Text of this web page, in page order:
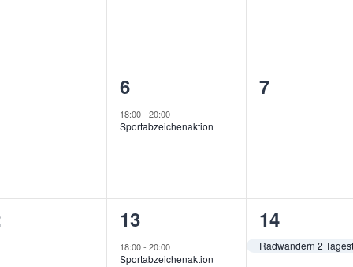
1
Veranstaltung,
6
18:00-20:00
Sportabzeichenaktion
0
7
1
Veranstaltung,
13
18:00-20:00
Sportabzeichenaktion
1
14
Radwandern 2